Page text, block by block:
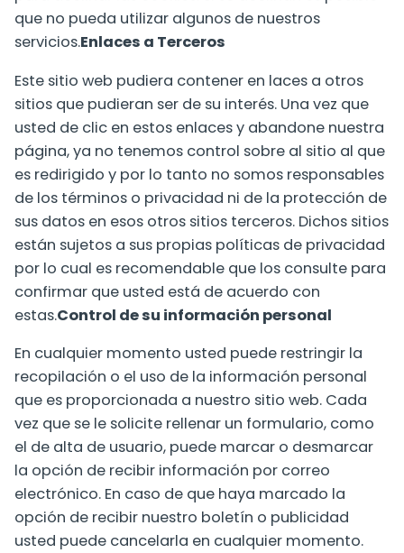
que no pueda utilizar algunos de nuestros
servicios.Enlaces a Terceros
Este sitio web pudiera contener en laces a otros
sitios que pudieran ser de su interés. Una vez que
usted de clic en estos enlaces y abandone nuestra
página, ya no tenemos control sobre al sitio al que
es redirigido y por lo tanto no somos responsables
de los términos o privacidad ni de la protección de
sus datos en esos otros sitios terceros. Dichos sitios
están sujetos a sus propias políticas de privacidad
por lo cual es recomendable que los consulte para
confirmar que usted está de acuerdo con
estas.Control de su información personal
En cualquier momento usted puede restringir la
recopilación o el uso de la información personal
que es proporcionada a nuestro sitio web. Cada
vez que se le solicite rellenar un formulario, como
el de alta de usuario, puede marcar o desmarcar
la opción de recibir información por correo
electrónico. En caso de que haya marcado la
opción de recibir nuestro boletín o publicidad
usted puede cancelarla en cualquier momento.